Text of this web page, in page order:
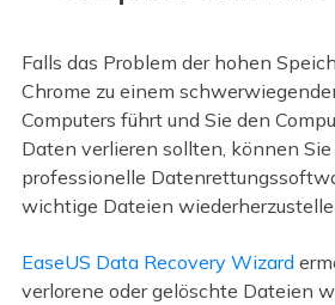
Falls das Problem der hohen
Chrome zu einem
Computers führt und Sie den
Daten verlieren sollten, können
professionelle
wichtige Dateien
EaseUS Data Recovery Wizard
verlorene oder gelöschte Dateien